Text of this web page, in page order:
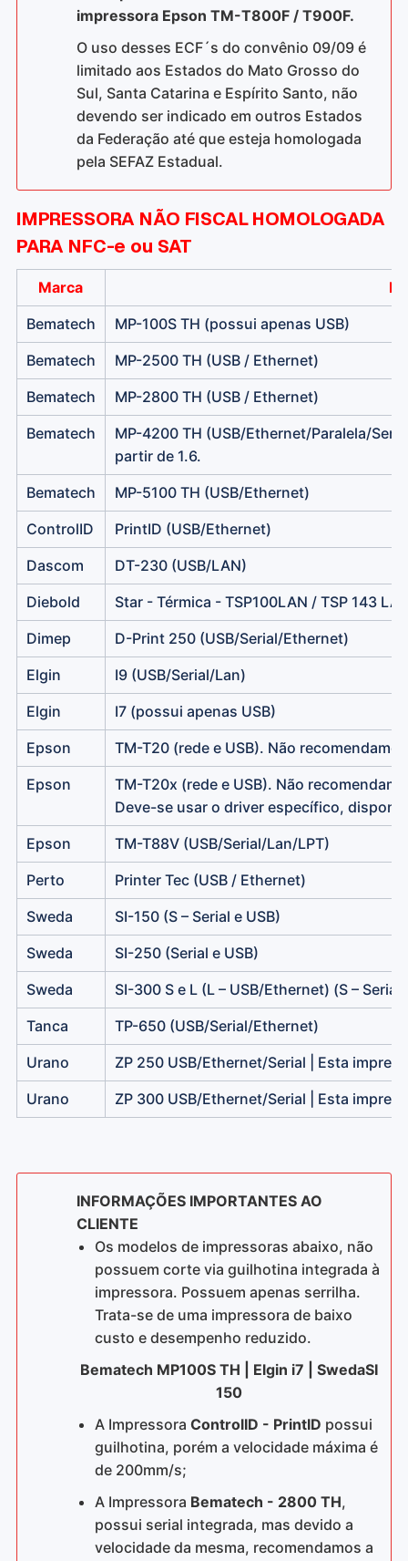
impressora Epson TM-T800F / T900F.
O uso desses ECF´s do convênio 09/09 é
limitado aos Estados do Mato Grosso do
Sul, Santa Catarina e Espírito Santo, não
devendo ser indicado em outros Estados
da Federação até que esteja homologada
pela SEFAZ Estadual.
IMPRESSORA NÃO FISCAL HOMOLOGADA
PARA NFC-e ou SAT
Marca
Bematech
MP-100S TH (possui apenas USB)
Bematech
MP-2500 TH (USB / Ethernet)
Bematech
MP-2800 TH (USB / Ethernet)
Bematech
MP-4200 TH (USB/Ethernet/Paralela/
partir de 1.6.
Bematech
MP-5100 TH (USB/Ethernet)
ControlID
PrintID (USB/Ethernet)
Dascom
DT-230 (USB/LAN)
Diebold
Star - Térmica - TSP100LAN / TSP 143
Dimep
D-Print 250 (USB/Serial/Ethernet)
Elgin
I9 (USB/Serial/Lan)
Elgin
I7 (possui apenas USB)
Epson
TM-T20 (rede e USB). Não
Epson
TM-T20x (rede e USB). Não
Deve-se usar o driver específico,
Epson
TM-T88V (USB/Serial/Lan/LPT)
Perto
Printer Tec (USB / Ethernet)
Sweda
SI-150 (S – Serial e USB)
Sweda
SI-250 (Serial e USB)
Sweda
SI-300 S e L (L – USB/Ethernet) (S – Serial
Tanca
TP-650 (USB/Serial/Ethernet)
Urano
ZP 250 USB/Ethernet/Serial | Esta
Urano
ZP 300 USB/Ethernet/Serial | Esta
INFORMAÇÕES IMPORTANTES AO
CLIENTE
Os modelos de impressoras abaixo, não
possuem corte via guilhotina integrada à
impressora. Possuem apenas serrilha.
Trata-se de uma impressora de baixo
custo e desempenho reduzido.
Bematech MP100S TH | Elgin i7 | SwedaSI
150
A Impressora ControlID - PrintID possui
guilhotina, porém a velocidade máxima é
de 200mm/s;
A Impressora Bematech - 2800 TH,
possui serial integrada, mas devido a
velocidade da mesma, recomendamos a